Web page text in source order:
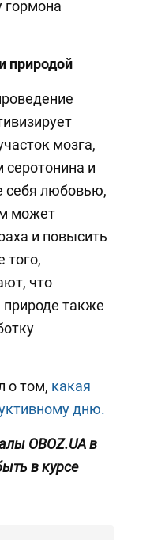
гормона
природой
мозга,
и
себя любовью,
может
и повысить
того,
что
также
о том, какая
дню.
OBOZ.UA в
в курсе